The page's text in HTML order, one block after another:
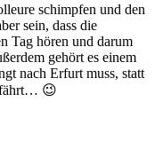
schimpfen und den
sein, dass die
Tag hören und darum
gehört es einem
nach Erfurt muss, statt
fährt… 😉